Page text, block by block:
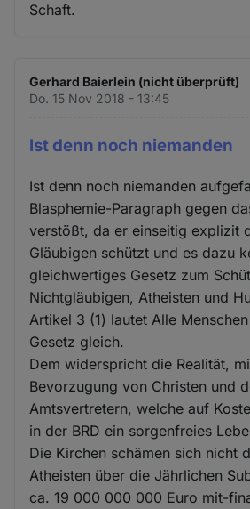
Schaft.
Gerhard Baierlein (nicht überprüft)
Do. 15 Nov 2018 - 13:45
Ist denn noch niemanden
Ist denn noch niemanden
Blasphemie-Paragraph gegen
verstößt, da er einseitig explizit
Gläubigen schützt und es dazu
gleichwertiges Gesetz zum
Nichtgläubigen, Atheisten und
Artikel 3 (1) lautet Alle
Gesetz gleich.
Dem widerspricht die Realität,
Bevorzugung von Christen und
Amtsvertretern, welche auf
in der BRD ein sorgenfreies
Die Kirchen schämen sich nicht
Atheisten über die Jährlichen
ca. 19 000 000 000 Euro mit-